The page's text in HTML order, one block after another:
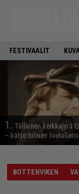
FESTIVAALIT
1. Tällainen keikkajyrä
– katso tulinen
BOTTENVIKEN